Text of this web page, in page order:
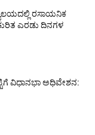
ರಸಾಯನಿಕ
ಕುರಿತ ಎರಡು ದಿನಗಳ
ವಿಧಾನಭಾ ಅಧಿವೇಶನ: